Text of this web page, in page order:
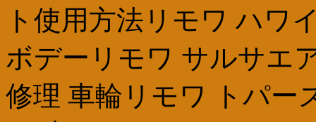
ト使用方法リモワ ハワ
ボデーリモワ サルサエ
修理 車輪リモワ トパー